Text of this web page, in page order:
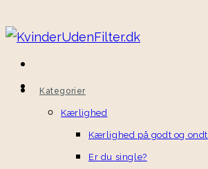
Kategorier
Kærlighed
Kærlighed på godt og ondt
Er du single?